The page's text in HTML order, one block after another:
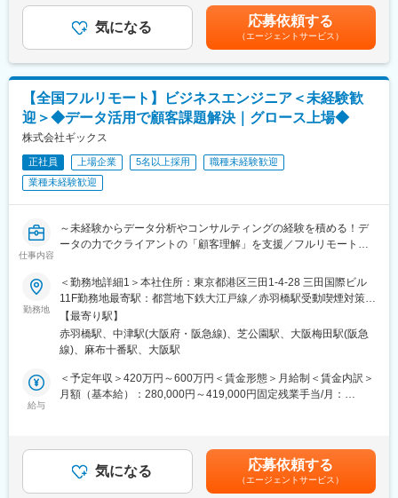
同社は2019年に医療法人の経営管理事業へ参入し、2025年4月時
点でグループ売上305億円に到達した急成長企業です。本部組織
は約70名とコンパクトながら、複数の医療法人の経営改善をリー
ドしています。平均年齢は約35歳で、「世界一のヘルスケアカン
パニーを創る」というビジョンのもと、医療と経営の両面から地
域医療の持続可能性に挑戦し続けていることが大きな魅力です。
変更の範囲：会社の定める業務
製造業を中心とした顧客企業に対する以下コンサル業務をお任せ
します。
・全社改革／ビジョン・中期経営計画策定／戦略策定、施策実行
・DXグランドデザイン
・M&A支援／技術・工場デューデリジェンス
・業務改革支援等
■魅力：
・製造業の課題解決に直接働きかける仕事です。多岐に渡る企業
ができます。
・地方の製造業の再生プロジェクトや地方都市での起業や投資、
や中小企業を盛り上げる取り組みを多数実施しており、企業への
支援を通じて「日本の製造業や地方を元気にする」役割を肌で感
じられます。
・自社でも投資や新規事業開発を手がけ、事業会社としての経営
をダイナミックに実践する機会にも恵まれます。これらを通し
て、ビジネススキルや専門知識だけでなく、事業の経営感覚を身
につけられます。
果を主な評価基準としています。
■プロジェクトアサインについて：
（業績により支給）賃金はあくまでも目安の金額であり、選考を
通じて上下する可能性があります。月給(月額)は固定手当を含めた
気になる 応募依頼する
（エージェントサービス）
【全国フルリモート】ビジネスエンジニア＜未経験歓
迎＞◆データ活用で顧客課題解決｜グロース上場◆
株式会社ギックス
正社員 上場企業 5名以上採用
職種未経験歓迎
業種未経験歓迎
仕事内容
～未経験からデータ分析やコンサルティングの経験を積める！デ
ータの力でクライアントの「顧客理解」を支援／フルリモート＆
■募集概要：
「データ」の活用によりクライアントの経営課題・事業課題解決
を支援する当社にて、ビジネスエンジニアを募集いたします。
入社時点でデータの専門家でなくとも構いません。顧客との対話
を通じて課題とニーズを正しく捉え、当社内に蓄積された事例や
優秀なアナリストチームの力を活用しながら全体絵を描いていく
ポジションであり、異業種、エンジニア未経験から入社したメン
ってくださる方を広く歓迎します。
■業務の流れ：
勤務地
＜勤務地詳細1＞本社住所：東京都港区三田1-4-28 三田国際ビル
11F勤務地最寄駅：都営地下鉄大江戸線／赤羽橋駅受動喫煙対策：
屋内全面禁煙＜勤務地詳細2＞大阪オフィス住所：大阪府大阪市北
区大深町6番38号 グラングリーン大阪 北館 JAM BASE 4階
JAM-STUDIO 404号室勤務地最寄駅：JR線／大阪駅受動喫煙対
モートワーク含む）
【最寄り駅】
赤羽橋駅、中津駅(大阪府・阪急線)、芝公園駅、大阪梅田駅(阪急
線)、麻布十番駅、大阪駅
給与
＜予定年収＞420万円～600万円＜賃金形態＞月給制＜賃金内訳＞
月額（基本給）：280,000円～419,000円固定残業手当/月：
オファー年収はご経験・スキルに応じて決定いたします。※リアル
タイムプロモーションという評価制度があり、毎月昇給の機会が
あります。一般的な半年または1年に1度の機会を待たずとも実績
気になる 応募依頼する
（エージェントサービス）